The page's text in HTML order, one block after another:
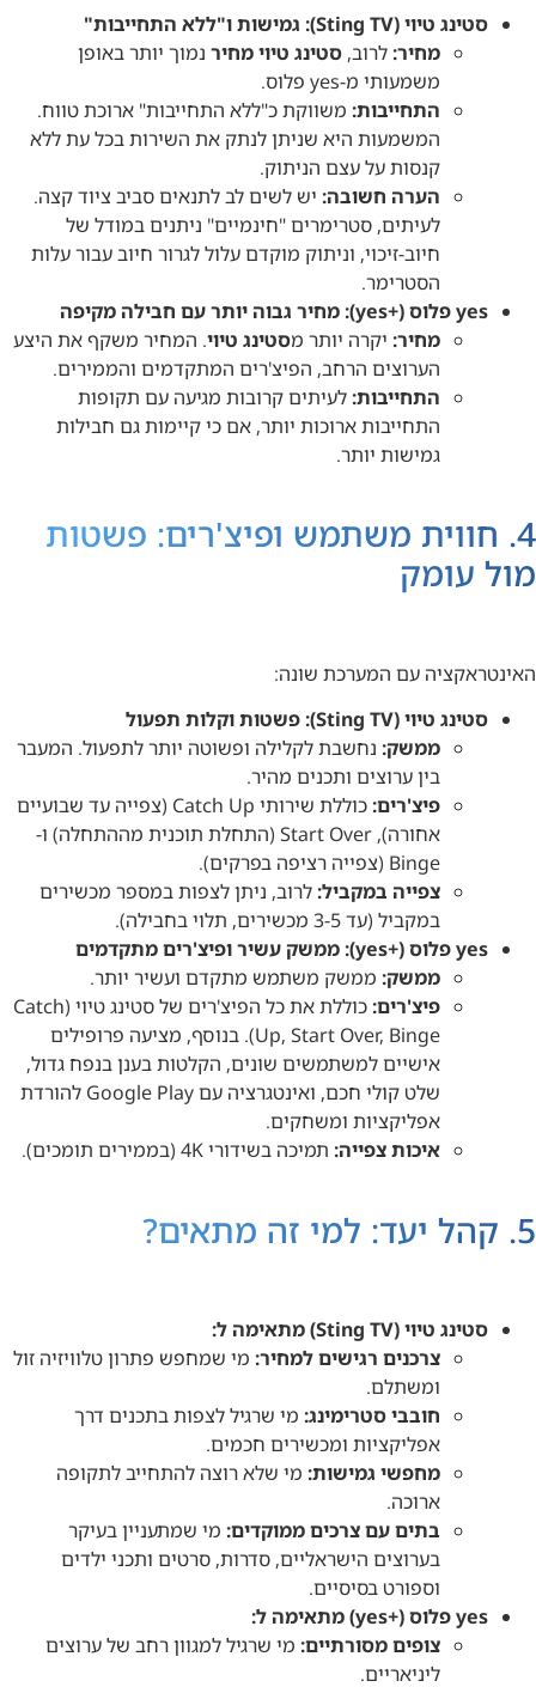
סטינג טיוי (Sting TV): גמישות ו"ללא התחייבות"
מחיר: לרוב, סטינג טיוי מחיר נמוך יותר באופן
משמעותי מ-yes פלוס.
התחייבות: משווקת כ"ללא התחייבות" ארוכת טווח.
המשמעות היא שניתן לנתק את השירות בכל עת ללא
קנסות על עצם הניתוק.
הערה חשובה: יש לשים לב לתנאים סביב ציוד קצה.
לעיתים, סטרימרים "חינמיים" ניתנים במודל של
חיוב-זיכוי, וניתוק מוקדם עלול לגרור חיוב עבור עלות
הסטרימר.
yes פלוס (+yes): מחיר גבוה יותר עם חבילה מקיפה
מחיר: יקרה יותר מסטינג טיוי. המחיר משקף את היצע
הערוצים הרחב, הפיצ'רים המתקדמים והממירים.
התחייבות: לעיתים קרובות מגיעה עם תקופות
התחייבות ארוכות יותר, אם כי קיימות גם חבילות
גמישות יותר.
4. חווית משתמש ופיצ'רים: פשטות
מול עומק
האינטראקציה עם המערכת שונה:
סטינג טיוי (Sting TV): פשטות וקלות תפעול
ממשק: נחשבת לקלילה ופשוטה יותר לתפעול. המעבר
בין ערוצים ותכנים מהיר.
פיצ'רים:
כוללת שירותי Catch Up (צפייה עד שבועיים
אחורה), Start Over (התחלת תוכנית מההתחלה) ו-
Binge (צפייה רציפה בפרקים).
צפייה במקביל: לרוב, ניתן לצפות במספר מכשירים
במקביל (עד 3-5 מכשירים, תלוי בחבילה).
yes פלוס (+yes): ממשק עשיר ופיצ'רים מתקדמים
ממשק: ממשק משתמש מתקדם ועשיר יותר.
פיצ'רים:
כוללת את כל הפיצ'רים של סטינג טיוי (Catch
Up, Start Over, Binge). בנוסף, מציעה פרופילים
אישיים למשתמשים שונים, הקלטות בענן בנפח גדול,
שלט קולי חכם, ואינטגרציה עם Google Play להורדת
אפליקציות ומשחקים.
איכות צפייה: תמיכה בשידורי 4K (בממירים תומכים).
5. קהל יעד: למי זה מתאים?
סטינג טיוי (Sting TV) מתאימה ל:
צרכנים רגישים למחיר: מי שמחפש פתרון טלוויזיה זול
ומשתלם.
חובבי סטרימינג: מי שרגיל לצפות בתכנים דרך
אפליקציות ומכשירים חכמים.
מחפשי גמישות: מי שלא רוצה להתחייב לתקופה
ארוכה.
בתים עם צרכים ממוקדים: מי שמתעניין בעיקר
בערוצים הישראליים, סדרות, סרטים ותכני ילדים
וספורט בסיסיים.
yes פלוס (+yes) מתאימה ל:
צופים מסורתיים: מי שרגיל למגוון רחב של ערוצים
ליניאריים.